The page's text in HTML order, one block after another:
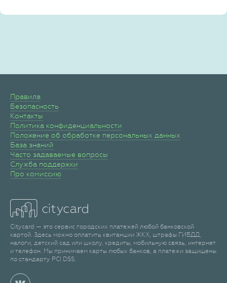
Правила
Безопасность
Контакты
Политика конфиденциальности
Положение об обработке персональных данных
База знаний
Часто задаваемые вопросы
Служба поддержки
Про комиссию
Citycard — это сервис городских платежей любой банковской
картой. Здесь можно оплатить квитанции ЖКХ, штрафы ГИБДД,
налоги, детский сад или школу, кредиты, мобильную связь, интернет
и телефон. Мы принимаем карты любых банков, а платежи защищены
по стандарту PCI DSS.